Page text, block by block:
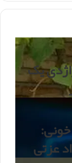
یک
عزتی